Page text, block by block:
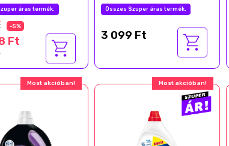
4,5 láras termék.
-5%
Ft
Összes Szuper áras termék.
3 099 Ft
Most akcióban! Most akcióban!